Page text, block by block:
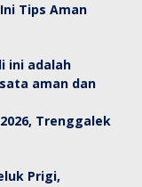
Tips Aman
Trenggalek